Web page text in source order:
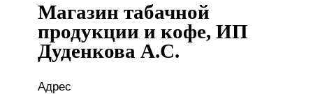
Магазин табачной
продукции и кофе, ИП
Дуденкова А.С.
Адрес